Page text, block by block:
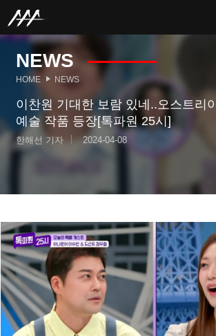
NEWS
HOME NEWS
이찬원 기대한 보람 있네..오스트리
예술 작품 등장[톡파원 25시]
한해선 기자 2024-04-08